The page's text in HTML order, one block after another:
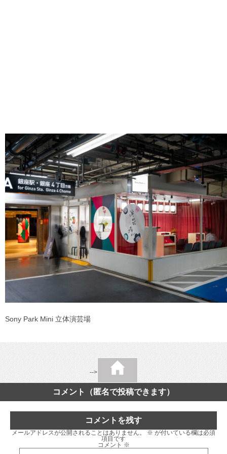
Sony Park Mini 立体演芸場
-->
コメント（匿名で投稿できます）
コメントを残す
メールアドレスが公開されることはありません。 ※ が付いている欄は必須
項目です
コメント ※